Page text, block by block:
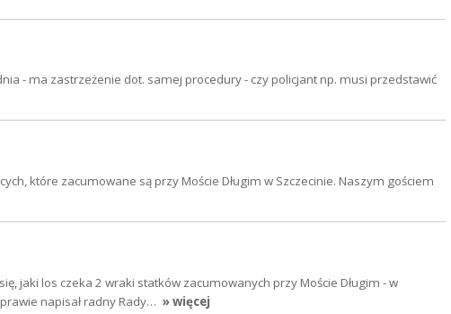
- ma zastrzeżenie dot. samej procedury - czy policjant np. musi przedstawić
które zacumowane są przy Moście Długim w Szczecinie. Naszym gościem
jaki los czeka 2 wraki statków zacumowanych przy Moście Długim - w
napisał radny Rady… » więcej